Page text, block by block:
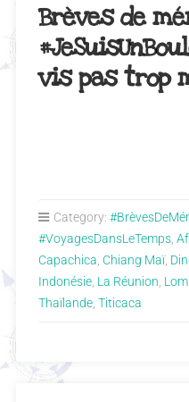
Brèves de
vis pas trop
Category:
#VoyagesDansLeTemps,
Capachica, Chiang Maï,
Indonésie, La Réunion,
Thaïlande, Titicaca